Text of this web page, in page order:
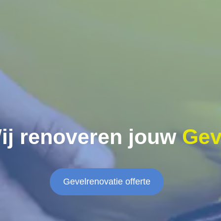
renoveren jouw
Gevelrenovatie offerte